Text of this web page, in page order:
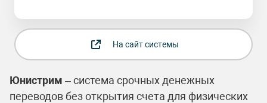
На сайт системы
Юнистрим – система срочных денежных
переводов без открытия счета для физических